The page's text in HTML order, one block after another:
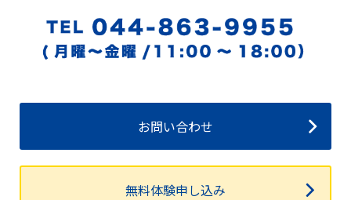
お問い合わせ
無料体験申し込み